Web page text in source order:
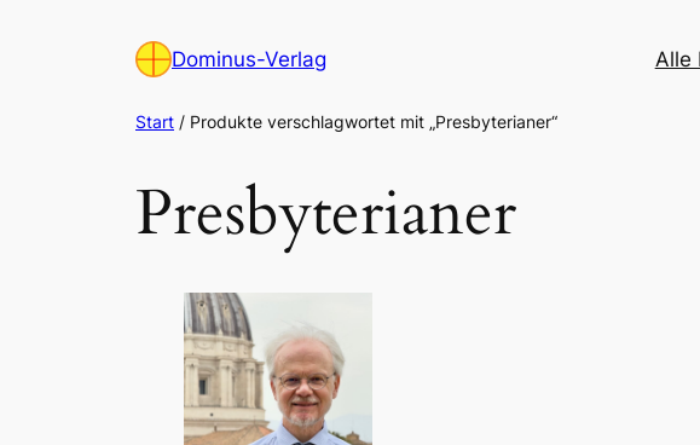
Dominus-Verlag Alle
Start / Produkte verschlagwortet mit „Presbyterianer“
Presbyterianer